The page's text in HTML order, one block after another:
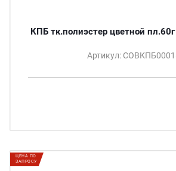
КПБ тк.полиэстер цветной
Артикул:
ЦЕНА ПО
ЗАПРОСУ